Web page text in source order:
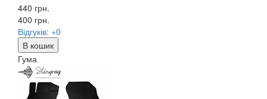
440 грн.
400 грн.
Відгуків: +0
В кошик
Гума